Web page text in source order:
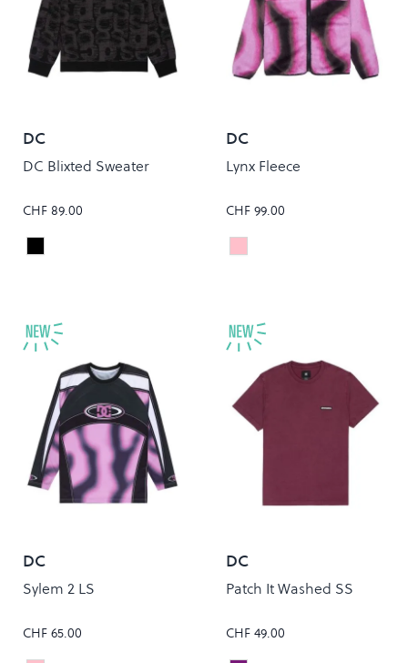
DC
DC Blixted Sweater
CHF 89.00
Colour
DC BLITXED BLACK
DC
Lynx Fleece
CHF 99.00
Colour
OFFSCALE LILAC
DC
Sylem 2 LS
CHF 65.00
DC
Patch It Washed SS
CHF 49.00